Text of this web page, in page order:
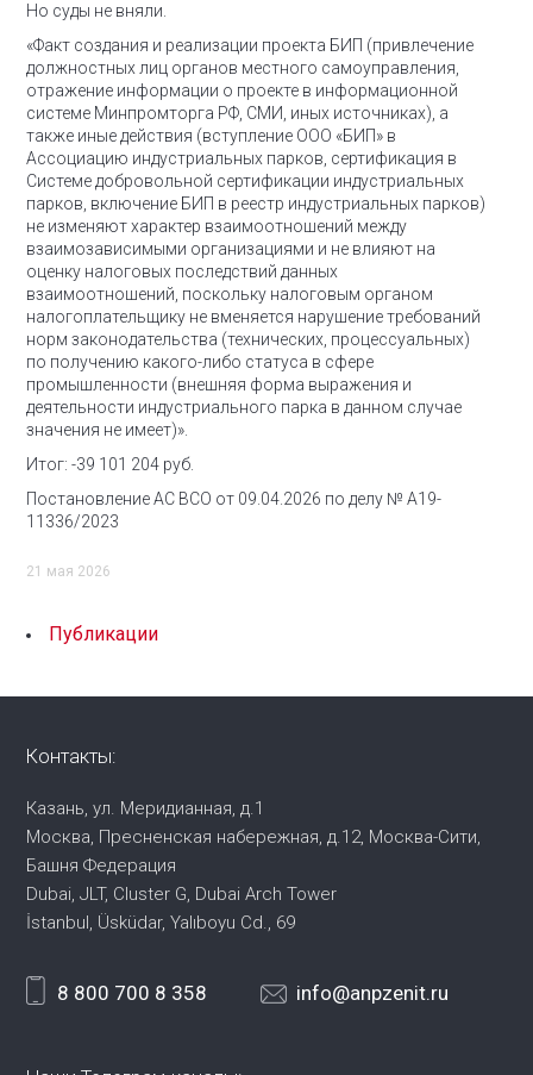
Но суды не вняли.
«Факт создания и реализации проекта БИП (привлечение
должностных лиц органов местного самоуправления,
отражение информации о проекте в информационной
системе Минпромторга РФ, СМИ, иных источниках), а
также иные действия (вступление ООО «БИП» в
Ассоциацию индустриальных парков, сертификация в
Системе добровольной сертификации индустриальных
парков, включение БИП в реестр индустриальных парков)
не изменяют характер взаимоотношений между
взаимозависимыми организациями и не влияют на
оценку налоговых последствий данных
взаимоотношений, поскольку налоговым органом
налогоплательщику не вменяется нарушение требований
норм законодательства (технических, процессуальных)
по получению какого-либо статуса в сфере
промышленности (внешняя форма выражения и
деятельности индустриального парка в данном случае
значения не имеет)».
Итог: -39 101 204 руб.
Постановление АС ВСО от 09.04.2026 по делу № А19-
11336/2023
21 мая 2026
Публикации
Контакты:
Казань, ул. Меридианная, д.1
Москва, Пресненская набережная, д.12, Москва-Сити,
Башня Федерация
Dubai, JLT, Cluster G, Dubai Arch Tower
İstanbul, Üsküdar, Yalıboyu Cd., 69
8 800 700 8 358 info@anpzenit.ru